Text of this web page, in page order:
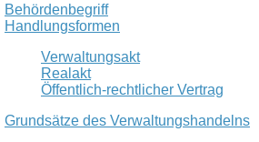
Behördenbegriff
Handlungsformen
Verwaltungsakt
Realakt
Öffentlich-rechtlicher Vertrag
Grundsätze des Verwaltungshandelns